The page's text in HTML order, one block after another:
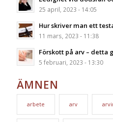
25 april, 2023 - 14:05
Hur skriver man ett
11 mars, 2023 - 11:38
Förskott på arv – detta
5 februari, 2023 - 13:30
ÄMNEN
arbete arv